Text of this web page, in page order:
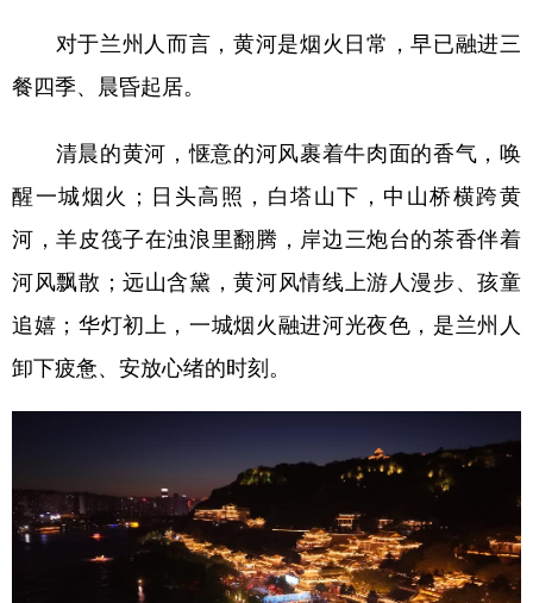
对于兰州人而言，黄河是烟火日常，早已融进三
餐四季、晨昏起居。
清晨的黄河，惬意的河风裹着牛肉面的香气，唤
醒一城烟火；日头高照，白塔山下，中山桥横跨黄
河，羊皮筏子在浊浪里翻腾，岸边三炮台的茶香伴着
河风飘散；远山含黛，黄河风情线上游人漫步、孩童
追嬉；华灯初上，一城烟火融进河光夜色，是兰州人
卸下疲惫、安放心绪的时刻。